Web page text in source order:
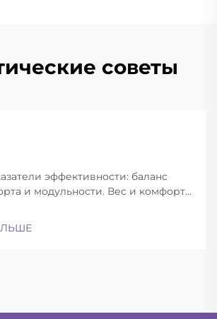
советы
эффективности: баланс
и модульности. Вес и комфорт
находят баланс между